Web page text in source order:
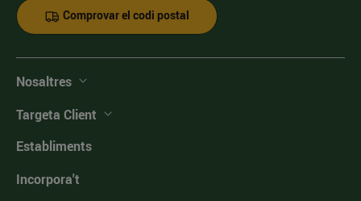
Comprovar el codi postal
Nosaltres
Targeta Client
Establiments
Incorpora't